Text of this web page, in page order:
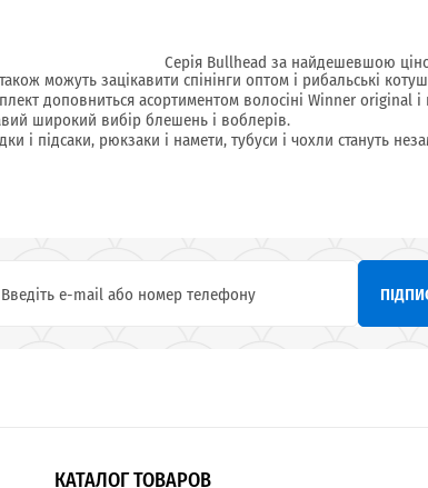
Серія Bullhead за найдешевшою
можуть зацікавити спінінги оптом і рибальські
доповниться асортиментом волосіні Winner original
широкий вибір блешень і воблерів.
і підсаки, рюкзаки і намети, тубуси і чохли стануть
КАТАЛОГ ТОВАРОВ